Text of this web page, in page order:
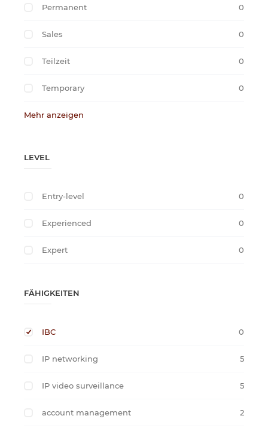
Permanent 0
Sales 0
Teilzeit 0
Temporary 0
Mehr anzeigen
LEVEL
Entry-level 0
Experienced 0
Expert 0
FÄHIGKEITEN
IBC 0
IP networking 5
IP video surveillance 5
account management 2